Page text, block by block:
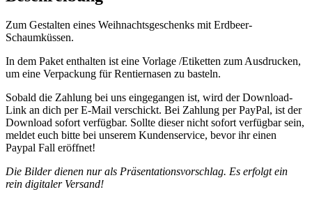
Zum Gestalten eines Weihnachtsgeschenks mit Erdbeer-
Schaumküssen.
In dem Paket enthalten ist eine Vorlage /Etiketten zum Ausdrucken,
um eine Verpackung für Rentiernasen zu basteln.
Sobald die Zahlung bei uns eingegangen ist, wird der Download-
Link an dich per E-Mail verschickt. Bei Zahlung per PayPal, ist der
Download sofort verfügbar. Sollte dieser nicht sofort verfügbar sein,
meldet euch bitte bei unserem Kundenservice, bevor ihr einen
Paypal Fall eröffnet!
Die Bilder dienen nur als Präsentationsvorschlag. Es erfolgt ein
rein digitaler Versand!